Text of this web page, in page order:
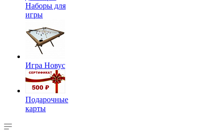
Наборы для
игры
Игра Новус
Подарочные
карты